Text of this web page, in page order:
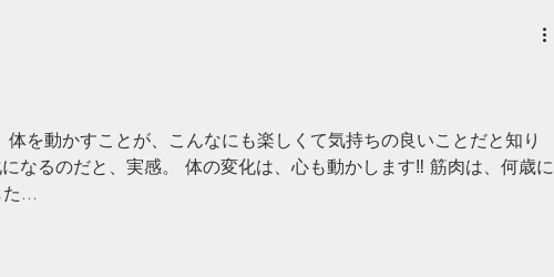
を動かすことが、こんなにも楽しくて気持ちの良いことだと知り
なるのだと、実感。 体の変化は、心も動かします‼️ 筋肉は、何歳に
...